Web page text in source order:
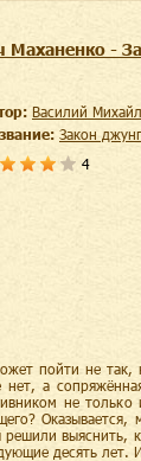
Маханенко -
Василий
Закон
4
пойти не так,
а
не только
решили выяснить,
десять лет.